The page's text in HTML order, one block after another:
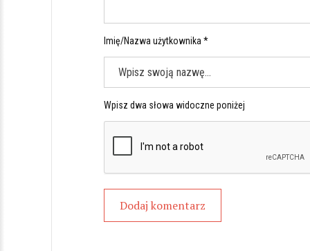
Imię/Nazwa użytkownika *
Wpisz dwa słowa widoczne poniżej